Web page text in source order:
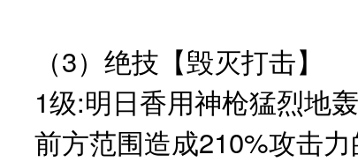
（3）绝技【毁灭打击】
1级:明日香用神枪猛烈地
前方范围造成210%攻击力